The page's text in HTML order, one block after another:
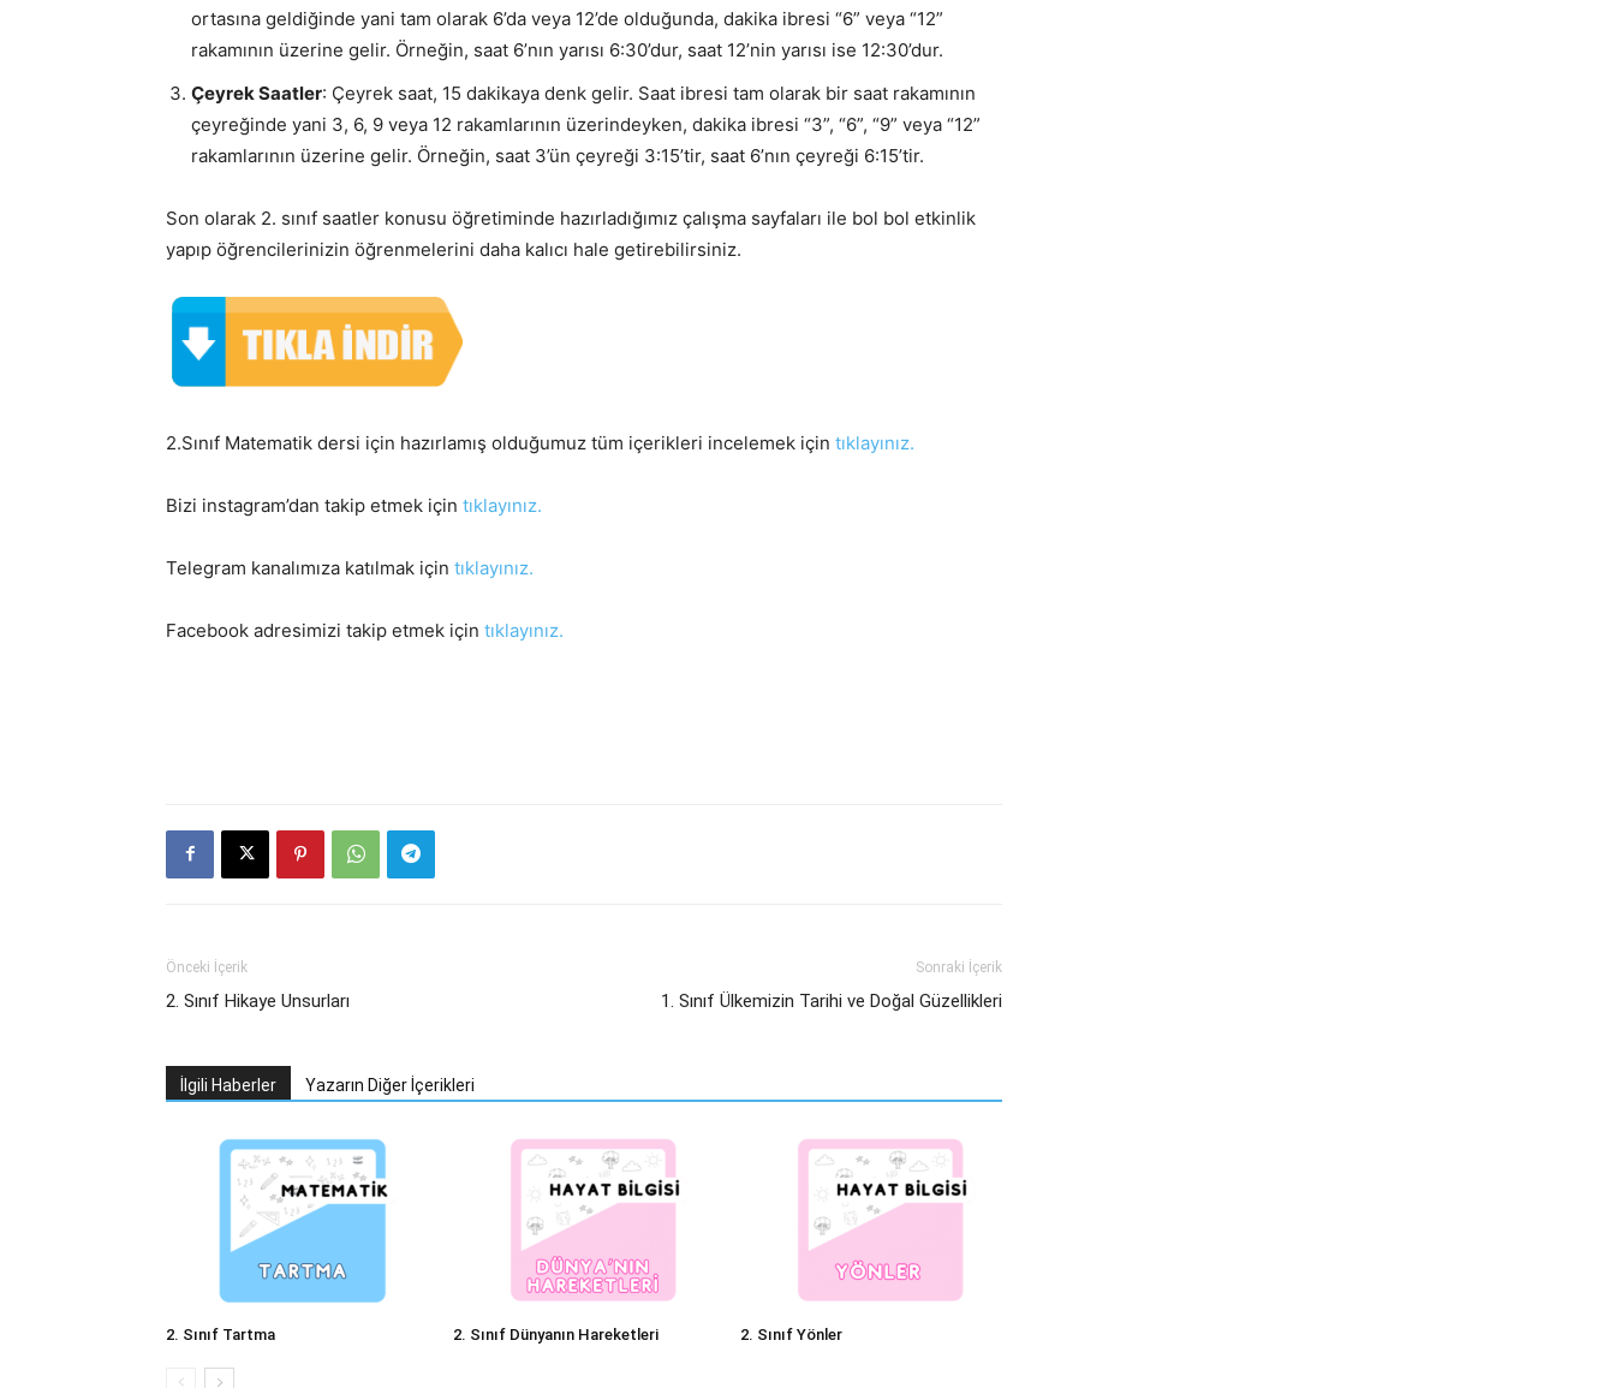
ortasına geldiğinde yani tam olarak 6’da veya 12’de olduğunda, dakika ibresi “6” veya “12”
rakamının üzerine gelir. Örneğin, saat 6’nın yarısı 6:30’dur, saat 12’nin yarısı ise 12:30’dur.
Çeyrek Saatler: Çeyrek saat, 15 dakikaya denk gelir. Saat ibresi tam olarak bir saat rakamının
çeyreğinde yani 3, 6, 9 veya 12 rakamlarının üzerindeyken, dakika ibresi “3”, “6”, “9” veya “12”
rakamlarının üzerine gelir. Örneğin, saat 3’ün çeyreği 3:15’tir, saat 6’nın çeyreği 6:15’tir.
Son olarak 2. sınıf saatler konusu öğretiminde hazırladığımız çalışma sayfaları ile bol bol etkinlik
yapıp öğrencilerinizin öğrenmelerini daha kalıcı hale getirebilirsiniz.
2.Sınıf Matematik dersi için hazırlamış olduğumuz tüm içerikleri incelemek için tıklayınız.
Bizi instagram’dan takip etmek için tıklayınız.
Telegram kanalımıza katılmak için tıklayınız.
Facebook adresimizi takip etmek için tıklayınız.
Önceki İçerik
2. Sınıf Hikaye Unsurları
Sonraki İçerik
1. Sınıf Ülkemizin Tarihi ve Doğal Güzellikleri
İlgili Haberler Yazarın Diğer İçerikleri
2. Sınıf Tartma 2. Sınıf Dünyanın Hareketleri 2. Sınıf Yönler